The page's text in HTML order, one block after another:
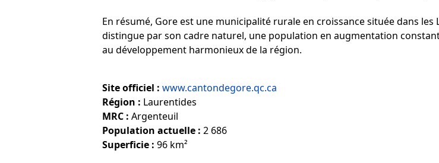
En résumé, Gore est une municipalité rurale en croissance située dans les
distingue par son cadre naturel, une population en augmentation
au développement harmonieux de la région.
Site officiel : www.cantondegore.qc.ca
Région : Laurentides
MRC : Argenteuil
Population actuelle : 2 686
Superficie : 96 km²